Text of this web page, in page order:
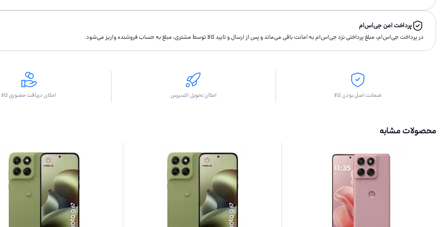
پرداخت امن جی‌اس‌ام
در پرداخت جی‌اس‌ام، مبلغ پرداختى نزد جی‌اس‌ام به امانت باقى مى‌ماند و پس از ارسال و تاييد كالا توسط مشتری، مبلغ به حساب فروشنده واريز مى‌شود.
ضمانت اصل بودن کالا امکان تحویل اکسپرس امکان دریافت حضوری کالا
محصولات مشابه